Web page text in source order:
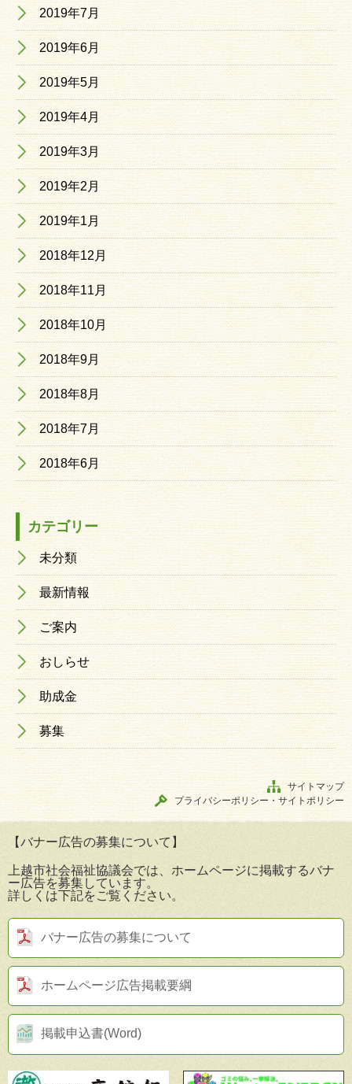
2019年7月
2019年6月
2019年5月
2019年4月
2019年3月
2019年2月
2019年1月
2018年12月
2018年11月
2018年10月
2018年9月
2018年8月
2018年7月
2018年6月
カテゴリー
未分類
最新情報
ご案内
おしらせ
助成金
募集
サイトマップ
プライバシーポリシー・サイトポリシー
【バナー広告の募集について】
上越市社会福祉協議会では、ホームページに掲載するバナ
ー広告を募集しています。
詳しくは下記をご覧ください。
バナー広告の募集について
ホームページ広告掲載要綱
掲載申込書(Word)